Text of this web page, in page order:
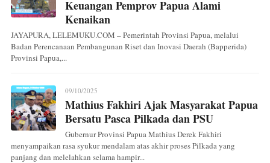
Keuangan Pemprov Papua Alami
Kenaikan
JAYAPURA, LELEMUKU.COM – Pemerintah Provinsi Papua, melalui
Badan Perencanaan Pembangunan Riset dan Inovasi Daerah (Bapperida)
Provinsi Papua,...
09/10/2025
Mathius Fakhiri Ajak Masyarakat Papua
Bersatu Pasca Pilkada dan PSU
Gubernur Provinsi Papua Mathius Derek Fakhiri
menyampaikan rasa syukur mendalam atas akhir proses Pilkada yang
panjang dan melelahkan selama hampir...